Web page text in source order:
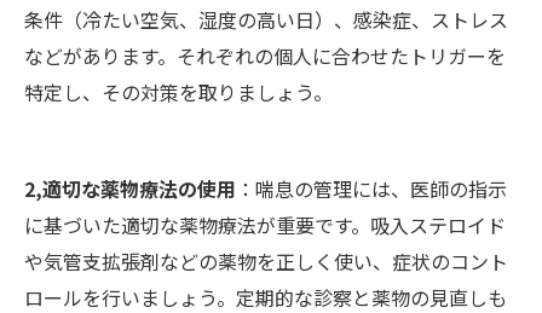
条件（冷たい空気、湿度の高い日）、感染症、ストレス
などがあります。それぞれの個人に合わせたトリガーを
特定し、その対策を取りましょう。
2,適切な薬物療法の使用 ：喘息の管理には、医師の指示
に基づいた適切な薬物療法が重要です。吸入ステロイド
や気管支拡張剤などの薬物を正しく使い、症状のコント
ロールを行いましょう。定期的な診察と薬物の見直しも